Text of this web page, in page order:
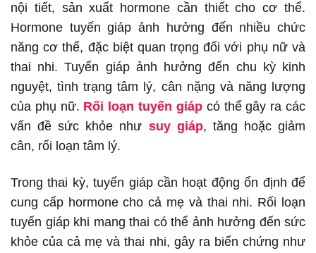
nội tiết, sản xuất hormone cần thiết cho cơ thể.
Hormone tuyến giáp ảnh hưởng đến nhiều chức
năng cơ thể, đặc biệt quan trọng đối với phụ nữ và
thai nhi. Tuyến giáp ảnh hưởng đến chu kỳ kinh
nguyệt, tình trạng tâm lý, cân nặng và năng lượng
của phụ nữ. Rối loạn tuyến giápcó thể gây ra các
vấn đề sức khỏe như suy giáp, tăng hoặc giảm
cân, rối loạn tâm lý.
Trong thai kỳ, tuyến giáp cần hoạt động ổn định để
cung cấp hormone cho cả mẹ và thai nhi. Rối loạn
tuyến giáp khi mang thai có thể ảnh hưởng đến sức
khỏe của cả mẹ và thai nhi, gây ra biến chứng như